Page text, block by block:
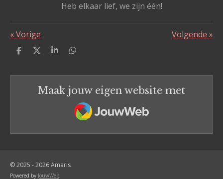
Heb elkaar lief, we zijn één!
«Vorige Volgende »
D
e
D
l
S
r
D
e
Maak jouw eigen website met
JouwWeb
© 2025 - 2026 Amaris
Powered by JouwWeb